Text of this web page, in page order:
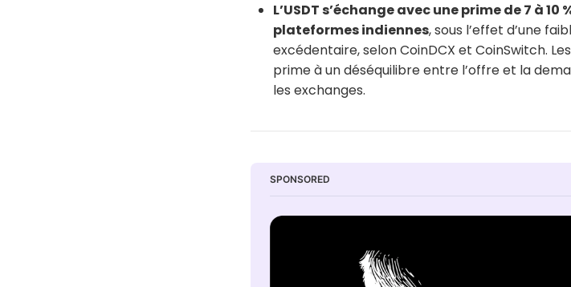
L’USDT s’échange avec une prime de 7 à
plateformes indiennes, sous l’effet d’une
excédentaire, selon CoinDCX et CoinSwitch.
prime à un déséquilibre entre l’offre et la
les exchanges.
SPONSORED